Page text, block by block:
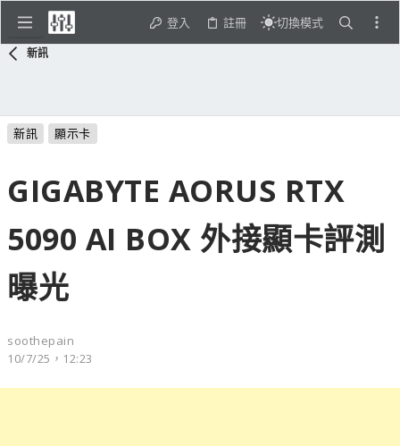
登入 註冊 切換模式
新訊
新訊 顯示卡
GIGABYTE AORUS RTX
5090 AI BOX 外接顯卡評測
曝光
soothepain
10/7/25，12:23